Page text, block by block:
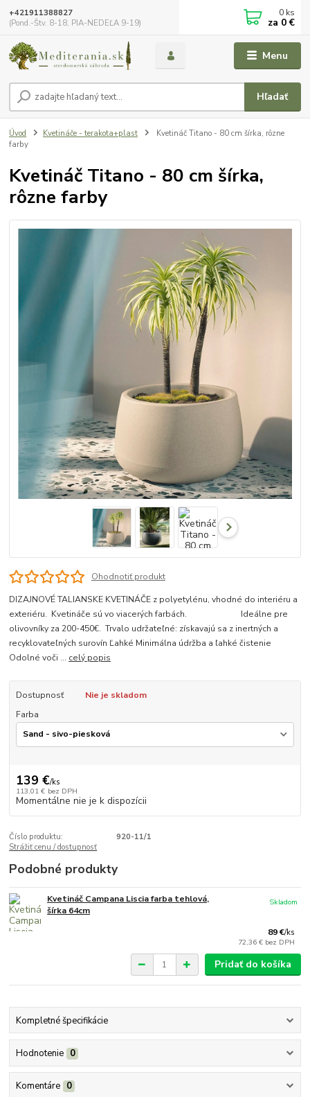
Menu
Hľadať
+421911388827
(Pond.-Štv. 8-18, PIA-NEDEĽA 9-19)
0 ks
za 0 €
Úvod Kvetináče - terakota+plast
Kvetináč Titano - 80 cm šírka, rôzne
farby
Kvetináč Titano - 80 cm šírka,
rôzne farby
Ohodnotiť produkt
DIZAJNOVÉ TALIANSKE KVETINÁČE z polyetylénu, vhodné do interiéru a
exteriéru. Kvetináče sú vo viacerých farbách. Ideálne pre
olivovníky za 200-450€. Trvalo udržateľné: získavajú sa z inertných a
recyklovateľných surovín Ľahké Minimálna údržba a ľahké čistenie
Odolné voči ... celý popis
Dostupnosť
Nie je skladom
Farba
139 €/ks
113,01 € bez DPH
Momentálne nie je k dispozícii
Číslo produktu:
920-11/1
Strážiť cenu / dostupnosť
Podobné produkty
Kvetináč Campana Liscia farba tehlová,
šírka 64cm
89 €/ks
72,36 € bez DPH
Skladom
Pridať do košíka
Kompletné špecifikácie
Hodnotenie 0
Komentáre 0